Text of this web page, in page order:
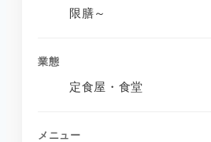
限膳～
業態
定食屋・食堂
メニュー